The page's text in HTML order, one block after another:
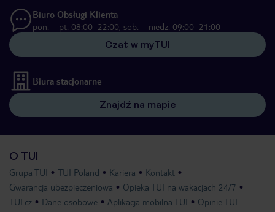
Biuro Obsługi Klienta
pon. – pt. 08:00–22:00, sob. – niedz. 09:00–21:00
Czat w myTUI
Biura stacjonarne
Znajdź na mapie
O TUI
Grupa TUI TUI Poland Kariera
Kontakt
Gwarancja ubezpieczeniowa
Opieka TUI na wakacjach 24/7
TUI.cz
Dane osobowe Aplikacja mobilna TUI Opinie TUI